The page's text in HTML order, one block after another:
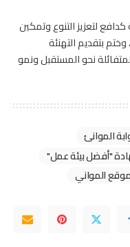
لتعزيز التنوع وتمكين
بتقديم التهنئة
نحو المستقبل ونمو
الموانئ
"أفضل بيئة عمل"
موقع المواني